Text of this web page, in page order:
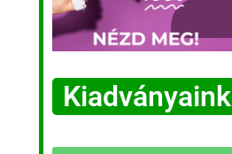
Kiadványaink